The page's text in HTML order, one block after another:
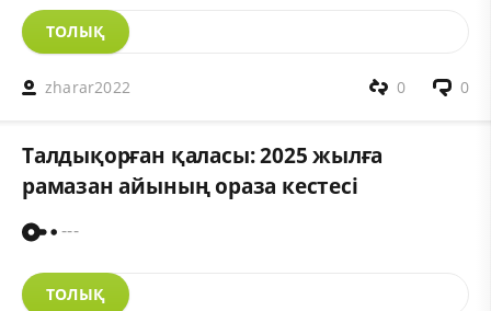
ТОЛЫҚ
zharar2022 0
0
Талдықорған қаласы: 2025 жылға
рамазан айының ораза кестесі
---
ТОЛЫҚ